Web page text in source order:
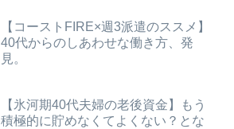
【コーストFIRE×週3派遣のススメ】
40代からのしあわせな働き方、発
見。
【氷河期40代夫婦の老後資金】もう
積極的に貯めなくてよくない？とな